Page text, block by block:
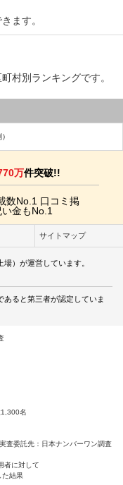
った
後:平均よりやや上
厳しい
ます。
村別ランキングです。
万件突破!!
サイトマップ
場）が運営しています。
あると第三者が認定していま
名
査委託先：日本ナンバーワン調査
者に対して
た結果